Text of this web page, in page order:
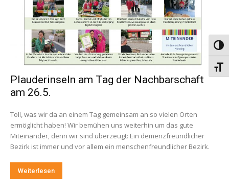
Plauderinseln am Tag der Nachbarschaft
am 26.5.
Toll, was wir da an einem Tag gemeinsam an so vielen Orten
ermöglicht haben! Wir bemühen uns weiterhin um das gute
Miteinander, denn wir sind überzeugt: Ein demenzfreundlicher
Bezirk ist immer und vor allem ein menschenfreundlicher Bezirk.
Weiterlesen